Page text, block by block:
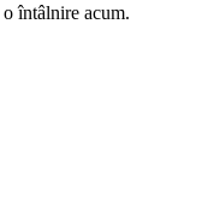
întâlnire acum.